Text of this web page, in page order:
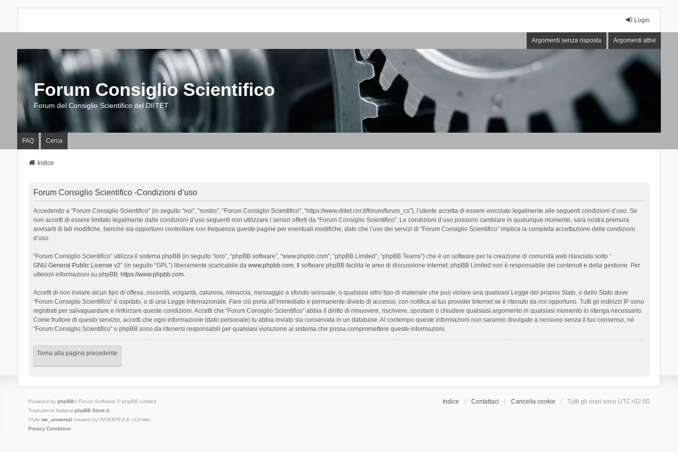
Login
Argomenti senza risposta Argomenti attivi
Forum Consiglio Scientifico
Forum del Consiglio Scientifico del DIITET
FAQ Cerca
Indice
Forum Consiglio Scientifico -Condizioni d’uso
Accedendo a “Forum Consiglio Scientifico” (in seguito “noi”, “nostro”, “Forum Consiglio Scientifico”, “https://www.diitet.cnr.it/forum/forum_cs”), l’utente accetta di essere vincolato legalmente alle seguenti condizioni d’uso. Se
non accetti di essere limitato legalmente dalle condizioni d’uso seguenti non utilizzare i servizi offerti da “Forum Consiglio Scientifico”. Le condizioni d’uso possono cambiare in qualunque momento, sarà nostra premura
avvisarti di tali modifiche, benché sia opportuno controllare con frequenza queste pagine per eventuali modifiche, dato che l’uso dei servizi di “Forum Consiglio Scientifico” implica la completa accettazione delle condizioni
d’uso.
“Forum Consiglio Scientifico” utilizza il sistema phpBB (in seguito “loro”, “phpBB software”, “www.phpbb.com”, “phpBB Limited”, “phpBB Teams”) che è un software per la creazione di comunità web rilasciata sotto “
GNU General Public License v2” (in seguito “GPL”) liberamente scaricabile da www.phpbb.com. Il software phpBB facilita le aree di discussione internet; phpBB Limited non è responsabile dei contenuti e della gestione. Per
ulteriori informazioni su phpBB: https://www.phpbb.com.
Accetti di non inviare alcun tipo di offesa, oscenità, volgarità, calunnia, minaccia, messaggio a sfondo sessuale, o qualsiasi altro tipo di materiale che può violare una qualsiasi Legge del proprio Stato, o dello Stato dove
“Forum Consiglio Scientifico” è ospitato, o di una Legge internazionale. Fare ciò porta all’immediato e permanente divieto di accesso, con notifica al tuo provider Internet se è ritenuto da noi opportuno. Tutti gli indirizzi IP sono
registrati per salvaguardare e rinforzare queste condizioni. Accetti che “Forum Consiglio Scientifico” abbia il diritto di rimuovere, riscrivere, spostare o chiudere qualsiasi argomento in qualsiasi momento lo ritenga necessario.
Come fruitore di questo servizio, accetti che ogni informazione (dato personale) tu abbia inviato sia conservata in un database. Al contempo queste informazioni non saranno divulgate a nessuno senza il tuo consenso, né
“Forum Consiglio Scientifico” o phpBB sono da ritenersi responsabili per qualsiasi violazione al sistema che possa compromettere queste informazioni.
Torna alla pagina precedente
Indice Contattaci Cancella cookie Tutti gli orari sono UTC+02:00
Powered by phpBB® Forum Software © phpBB Limited
Traduzione Italiana phpBB-Store.it
Style we_universalcreated by INVENTEA & v12mike
Privacy Condizioni